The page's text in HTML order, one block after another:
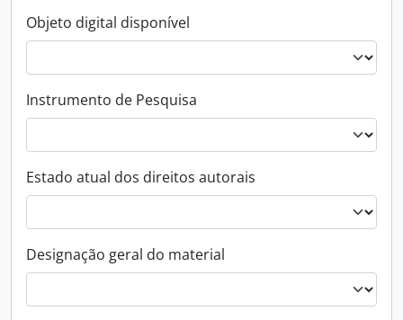
Objeto digital disponível
Instrumento de Pesquisa
Estado atual dos direitos autorais
Designação geral do material